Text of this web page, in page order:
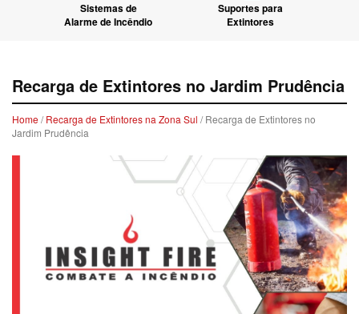
Sistemas de
Alarme de Incêndio
Suportes para
Extintores
Recarga de Extintores no Jardim Prudência
Home/Recarga de Extintores na Zona Sul / Recarga de Extintores no
Jardim Prudência